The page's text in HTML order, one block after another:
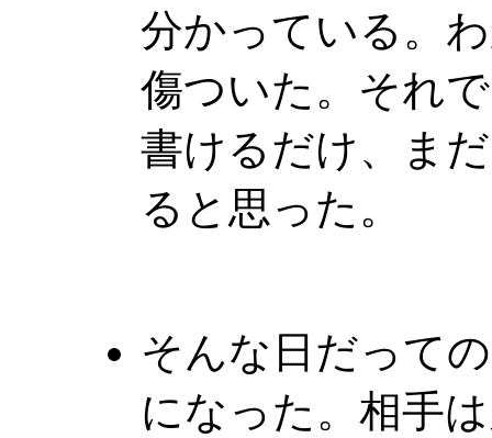
分かっている。
傷ついた。それ
書けるだけ、ま
ると思った。
そんな日だって
になった。相手